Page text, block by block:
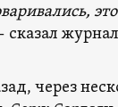
сказал
через